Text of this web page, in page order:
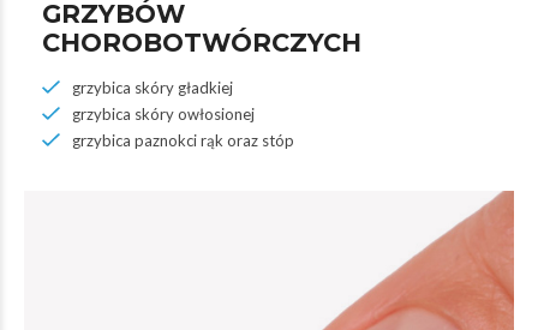
GRZYBÓW
CHOROBOTWÓRCZYCH
grzybica skóry gładkiej
grzybica skóry owłosionej
grzybica paznokci rąk oraz stóp